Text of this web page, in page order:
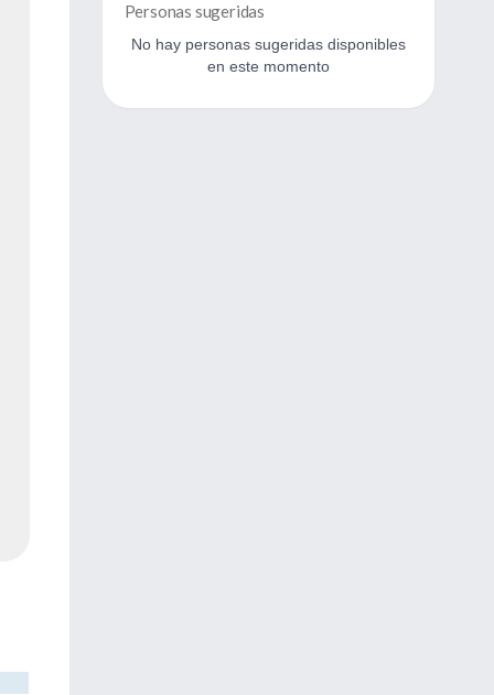
Personas sugeridas
No hay personas sugeridas disponibles
en este momento